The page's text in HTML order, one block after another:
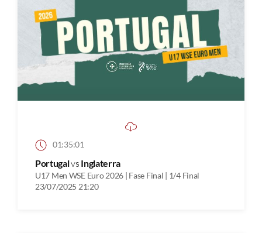
01:35:01
Portugalvs Inglaterra
U17 Men WSE Euro 2026 | Fase Final | 1/4 Final
23/07/2025 21:20